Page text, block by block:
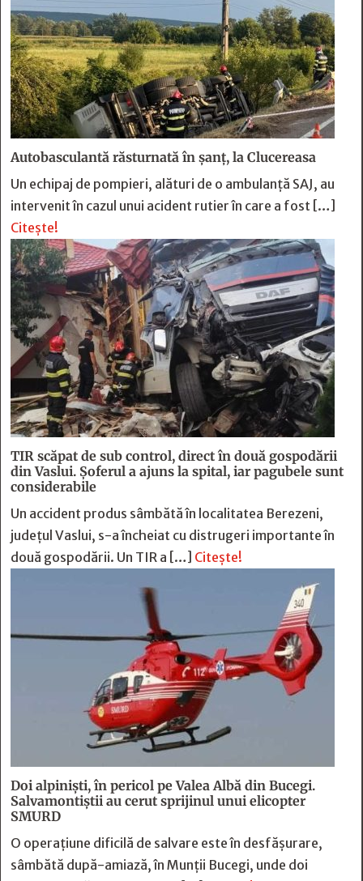
Autobasculantă răsturnată în șanț, la Clucereasa
Un echipaj de pompieri, alături de o ambulanță SAJ, au
intervenit în cazul unui acident rutier în care a fost […]
Citește!
TIR scăpat de sub control, direct în două gospodării
din Vaslui. Șoferul a ajuns la spital, iar pagubele sunt
considerabile
Un accident produs sâmbătă în localitatea Berezeni,
județul Vaslui, s-a încheiat cu distrugeri importante în
două gospodării. Un TIR a […] Citește!
Doi alpiniști, în pericol pe Valea Albă din Bucegi.
Salvamontiștii au cerut sprijinul unui elicopter
SMURD
O operațiune dificilă de salvare este în desfășurare,
sâmbătă după-amiază, în Munții Bucegi, unde doi